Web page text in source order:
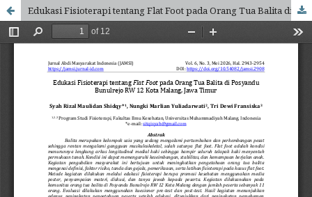
Edukasi Fisioterapi tentang Flat Foot pada Orang Tua Balita di Posyandu Bunulrejo RW 12 Kota Malang, Jawa Timur